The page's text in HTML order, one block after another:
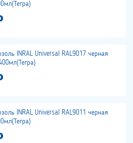
INRAL Universal RAL9017 черная
INRAL Universal RAL9011 черная